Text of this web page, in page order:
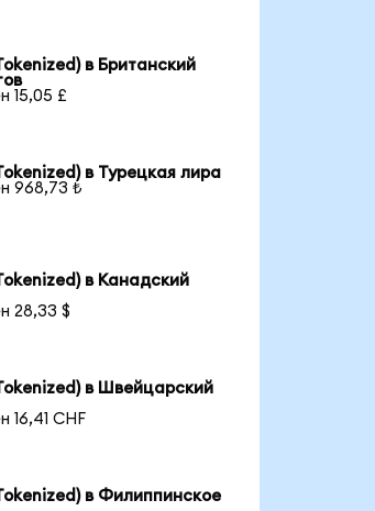
в Британский
15,05 £
в Турецкая лира
968,73 ₺
в Канадский
28,33 $
в Швейцарский
16,41 CHF
в Филиппинское